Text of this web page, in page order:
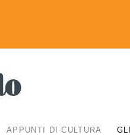
APPUNTI DI CULTURA